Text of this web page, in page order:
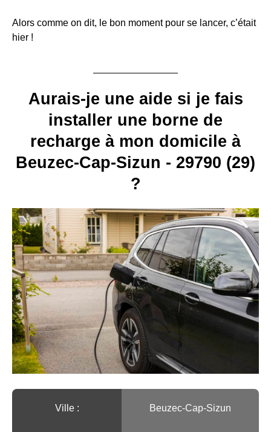
Alors comme on dit, le bon moment pour se lancer, c’était
hier !
Aurais-je une aide si je fais
installer une borne de
recharge à mon domicile à
Beuzec-Cap-Sizun - 29790 (29)
?
Ville :️ Beuzec-Cap-Sizun